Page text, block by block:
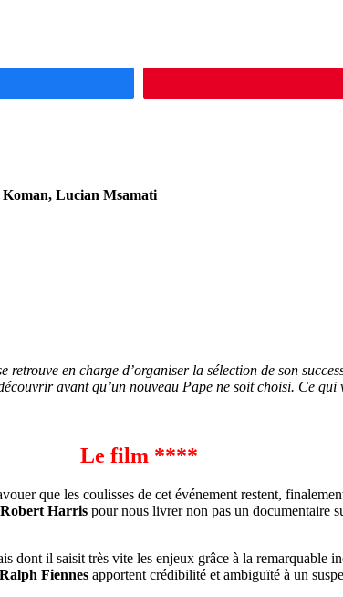
Koman, Lucian Msamati
en charge d’organiser la sélection de son
avant qu’un nouveau Pape ne soit choisi. Ce
Le film ****
que les coulisses de cet événement restent,
Robert Harris pour nous livrer non pas un documentaire
dont il saisit très vite les enjeux grâce à la remarquable
Ralph Fiennes apportent crédibilité et ambiguïté à un